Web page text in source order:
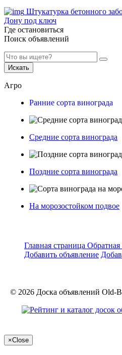
Штукатурка бетонного
Дону под ключ
Где остановиться
Поиск объявлений
Искать
Агро
Ранние сорта винограда
Средние сорта винограда
Поздние сорта винограда
На морозостойком подвое
Главная страница Обратная
Добавить объявление
© 2026 Доска объявлений Old-
×Close